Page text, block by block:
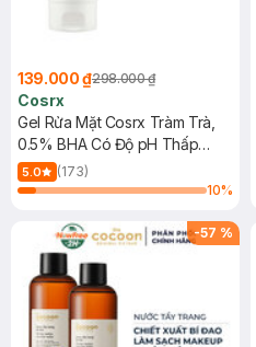
139.000 ₫298.000 ₫
Cosrx
Gel Rửa Mặt Cosrx Tràm Trà,
0.5% BHA Có Độ pH Thấp
150ml
5.0
(173)
10%
-57 %